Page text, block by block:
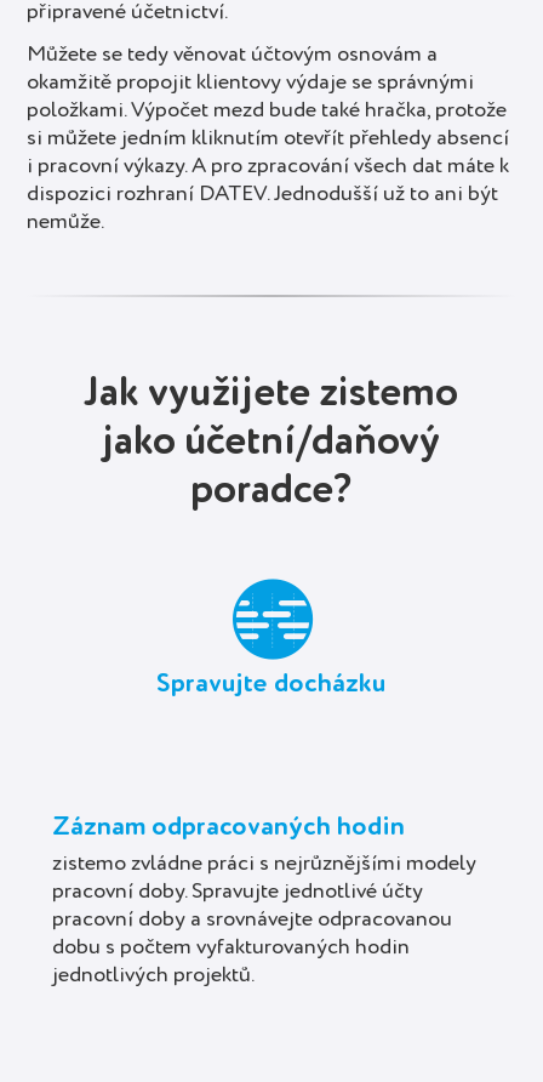
připravené účetnictví.
Můžete se tedy věnovat účtovým osnovám a
okamžitě propojit klientovy výdaje se správnými
položkami. Výpočet mezd bude také hračka, protože
si můžete jedním kliknutím otevřít přehledy absencí
i pracovní výkazy. A pro zpracování všech dat máte k
dispozici rozhraní DATEV. Jednodušší už to ani být
nemůže.
Jak využijete zistemo
jako účetní/daňový
poradce?
Spravujte docházku
Záznam odpracovaných hodin
zistemo zvládne práci s nejrůznějšími modely
pracovní doby. Spravujte jednotlivé účty
pracovní doby a srovnávejte odpracovanou
dobu s počtem vyfakturovaných hodin
jednotlivých projektů.